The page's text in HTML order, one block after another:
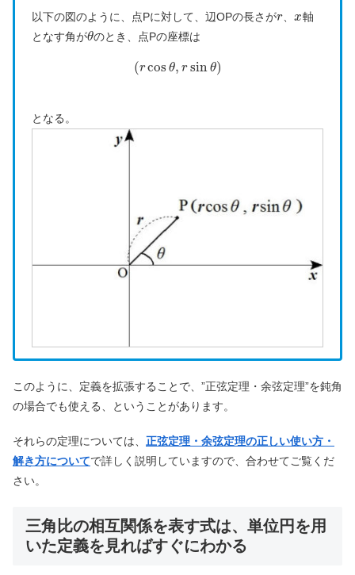
以下の図のように、点Pに対して、辺OPの長さがr 、x軸
となす角がθのとき、点Pの座標は
(rcos θ, rsinθ)
となる。
このように、定義を拡張することで、”正弦定理・余弦定理”を鈍角
の場合でも使える、ということがあります。
それらの定理については、 正弦定理・余弦定理の正しい使い方・
解き方についてで詳しく説明していますので、合わせてご覧くだ
さい。
三角比の相互関係を表す式は、単位円を用
いた定義を見ればすぐにわかる